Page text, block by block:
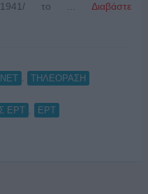
1941/ το …Διαβάστε
ΤΗΛΕΟΡΑΣΗ
ΕΡΤ ΕΡΤ